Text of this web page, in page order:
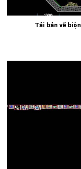
Tải bản vẽ